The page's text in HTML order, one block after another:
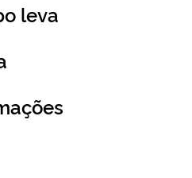
leva